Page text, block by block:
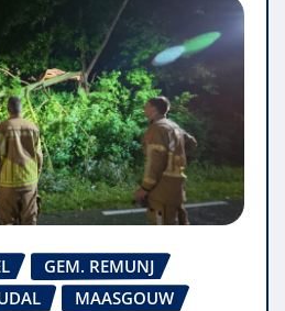
GEM. REMUNJ
MAASGOUW